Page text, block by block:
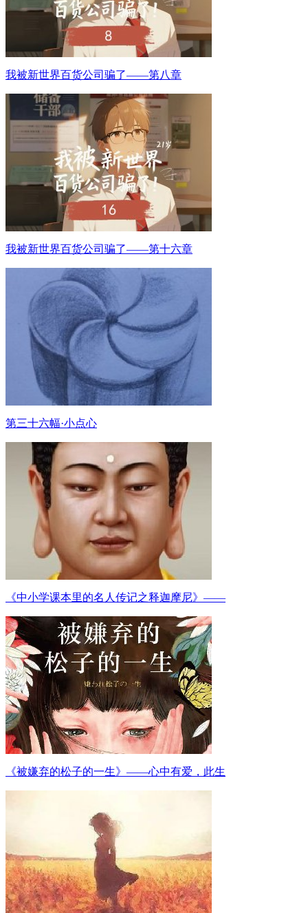
我被新世界百货公司骗了——第八章
我被新世界百货公司骗了——第十六章
第三十六幅·小点心
《中小学课本里的名人传记之释迦摩尼》——
《被嫌弃的松子的一生》——心中有爱，此生